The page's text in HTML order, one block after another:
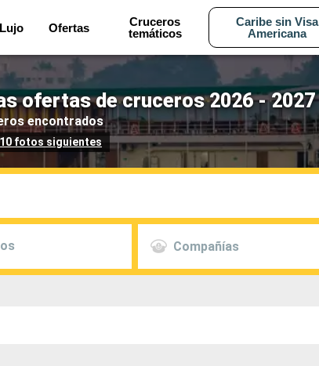
Lujo Ofertas
Cruceros
temáticos
Caribe sin Visa
Americana
ofertas de cruceros 2026 - 2027
encontrados
fotos siguientes
Compañías